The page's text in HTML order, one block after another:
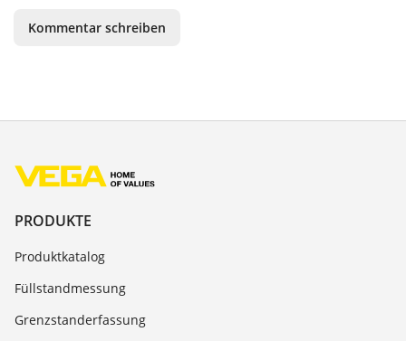
Kommentar schreiben
PRODUKTE
Produktkatalog
Füllstandmessung
Grenzstanderfassung